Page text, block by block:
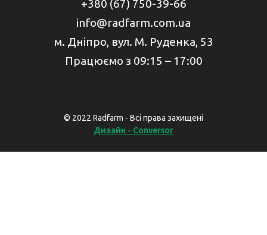
+380 (67) 750-39-66
info@radfarm.com.ua
м. Дніпро, вул. М. Руденка, 53
Працюємо з 09:15 – 17:00
© 2022 Radfarm - Всі права захищені
Дизайн - Conversor